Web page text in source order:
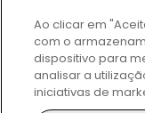
Veja os
Ao clicar em
com o
dispositivo para
analisar a
iniciativas de